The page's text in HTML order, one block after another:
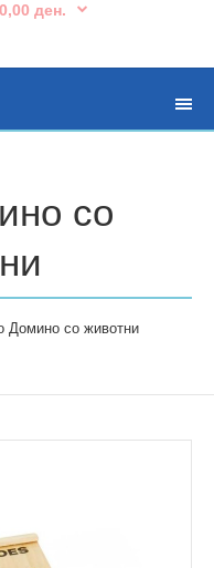
0,00 ден.
со
Домино со животни